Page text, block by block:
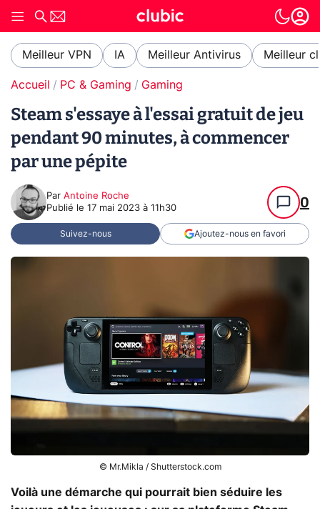
Meilleur VPN IA Meilleur Antivirus Meilleur
Accueil PC & Gaming Gaming
Steam s'essaye à l'essai gratuit de jeu
pendant 90 minutes, à commencer
par une pépite
Par Antoine Roche
Publié le 17 mai 2023 à 11h30 0
Suivez-nous Ajoutez-nous en favori
© Mr.Mikla / Shutterstock.com
Voilà une démarche qui pourrait bien séduire les